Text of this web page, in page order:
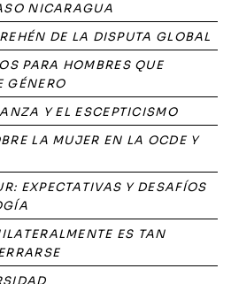
NICARAGUA
DE LA DISPUTA GLOBAL
PARA HOMBRES QUE
GÉNERO
Y EL ESCEPTICISMO
LA MUJER EN LA OCDE Y
EXPECTATIVAS Y DESAFÍOS
ES TAN